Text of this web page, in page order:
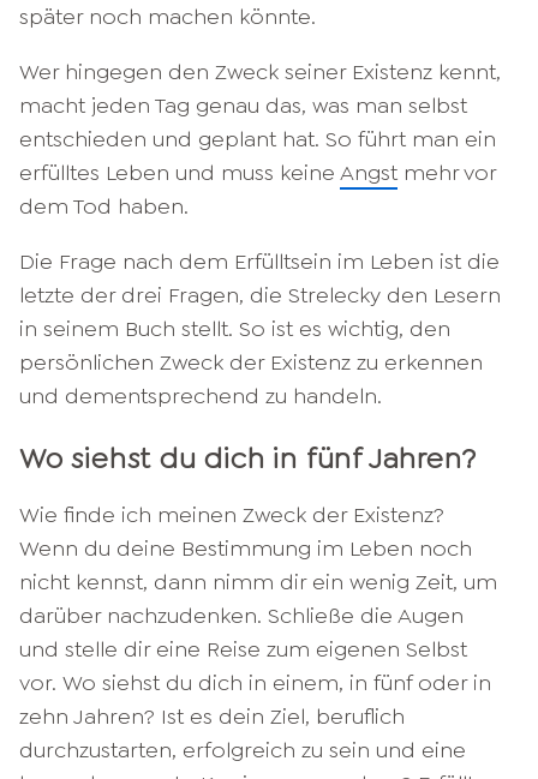
später noch machen könnte.
Wer hingegen den Zweck seiner Existenz kennt,
macht jeden Tag genau das, was man selbst
entschieden und geplant hat. So führt man ein
erfülltes Leben und muss keine Angst mehr vor
dem Tod haben.
Die Frage nach dem Erfülltsein im Leben ist die
letzte der drei Fragen, die Strelecky den Lesern
in seinem Buch stellt. So ist es wichtig, den
persönlichen Zweck der Existenz zu erkennen
und dementsprechend zu handeln.
Wo siehst du dich in fünf Jahren?
Wie finde ich meinen Zweck der Existenz?
Wenn du deine Bestimmung im Leben noch
nicht kennst, dann nimm dir ein wenig Zeit, um
darüber nachzudenken. Schließe die Augen
und stelle dir eine Reise zum eigenen Selbst
vor. Wo siehst du dich in einem, in fünf oder in
zehn Jahren? Ist es dein Ziel, beruflich
durchzustarten, erfolgreich zu sein und eine